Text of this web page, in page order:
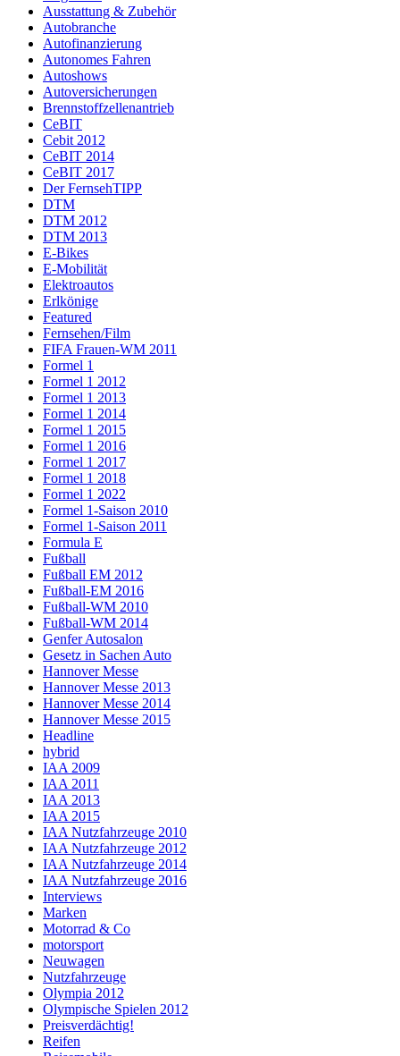
Ausstattung & Zubehör
Autobranche
Autofinanzierung
Autonomes Fahren
Autoshows
Autoversicherungen
Brennstoffzellenantrieb
CeBIT
Cebit 2012
CeBIT 2014
CeBIT 2017
Der FernsehTIPP
DTM
DTM 2012
DTM 2013
E-Bikes
E-Mobilität
Elektroautos
Erlkönige
Featured
Fernsehen/Film
FIFA Frauen-WM 2011
Formel 1
Formel 1 2012
Formel 1 2013
Formel 1 2014
Formel 1 2015
Formel 1 2016
Formel 1 2017
Formel 1 2018
Formel 1 2022
Formel 1-Saison 2010
Formel 1-Saison 2011
Formula E
Fußball
Fußball EM 2012
Fußball-EM 2016
Fußball-WM 2010
Fußball-WM 2014
Genfer Autosalon
Gesetz in Sachen Auto
Hannover Messe
Hannover Messe 2013
Hannover Messe 2014
Hannover Messe 2015
Headline
hybrid
IAA 2009
IAA 2011
IAA 2013
IAA 2015
IAA Nutzfahrzeuge 2010
IAA Nutzfahrzeuge 2012
IAA Nutzfahrzeuge 2014
IAA Nutzfahrzeuge 2016
Interviews
Marken
Motorrad & Co
motorsport
Neuwagen
Nutzfahrzeuge
Olympia 2012
Olympische Spielen 2012
Preisverdächtig!
Reifen